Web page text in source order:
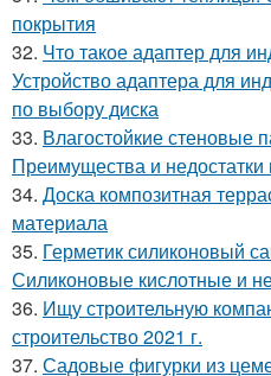
покрытия
32. Что такое адаптер для
Устройство адаптера для
по выбору диска
33. Влагостойкие стеновые
Преимущества и
34. Доска композитная
материала
35. Герметик силиконовый
Силиконовые кислотные и
36. Ищу строительную
строительство 2021 г.
37. Садовые фигурки из